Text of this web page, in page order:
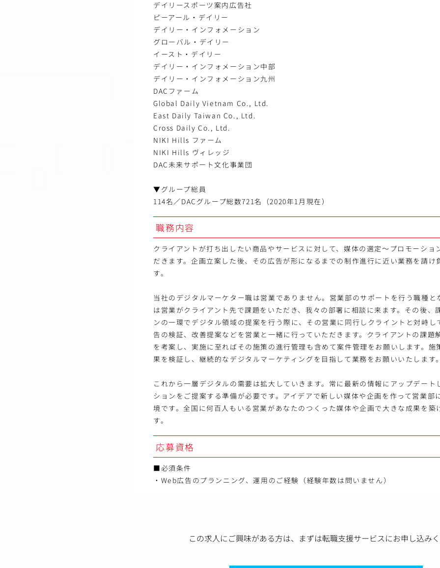
デイリースポーツ案内広告社
ピーアール・デイリー
デイリー・インフォメーション
グローバル・デイリー
イースト・デイリー
デイリー・インフォメーション中部
デイリー・インフォメーション九州
DACファーム
Global Daily Vietnam Co., Ltd.
East Daily Taiwan Co., Ltd.
Cross Daily Co., Ltd.
NIKI Hills ファーム
NIKI Hills ヴィレッジ
DAC未来サポート文化事業団
▼グループ総員
114名／DACグループ総数721名（2020年1月現在）
職務内容
クライアントが打ち出したい商品やサービスに対して、媒体の選定～プロモーショ
だきます。企画立案した後、その広告が形になるまでの制作進行に近い業務を請け
す。
当社のデジタルマーケター職は営業でありません。営業部のサポートを行う職種と
は営業がクライアント先で課題をいただき、我々の部署に相談に来ます。その後、
ンの一環でデジタル領域の提案を行う際に、その営業に同行しクライントと対峙し
告の検証、改善提案などを営業と一緒に行っていただきます。クライアントの課題
を考案し、実施に至ればその施策の進行管理も含めて案件管理をお願いします。施
果を検証し、継続的なデジタルマーケティングを目指して業務をお願いいたします
これから一層デジタルの需要は拡大していきます。常に最新の情報にアップデート
ションをご提案する準備が必要です。アイデアで新しい媒体や企画を作って営業部
境です。全国に何百人もいる営業があなたのつくった媒体や企画で大きな成果を築
す。
応募資格
■必須条件
・Web広告のプランニング、運用のご経験（経験年数は問いません）
この求人にご興味がある方は、 まずは転職支援サービスにお申し込み